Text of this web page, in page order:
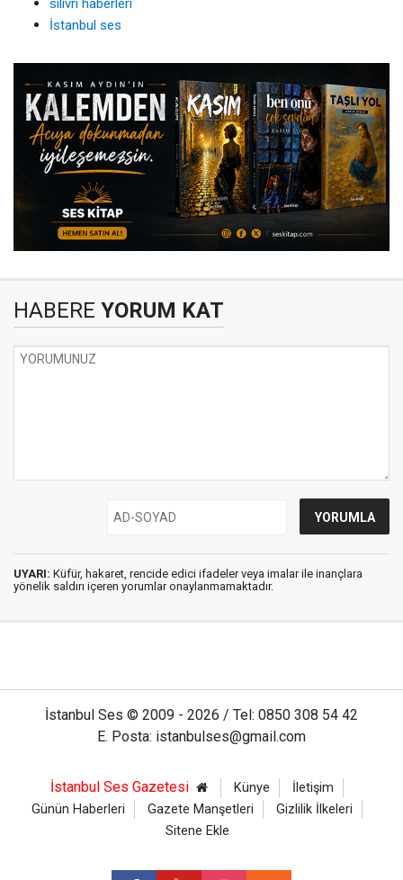
silivri haberleri
İstanbul ses
HABERE YORUM KAT
UYARI: Küfür, hakaret, rencide edici ifadeler veya imalar ile inançlara
yönelik saldırı içeren yorumlar onaylanmamaktadır.
İstanbul Ses © 2009 - 2026 / Tel: 0850 308 54 42
E. Posta: istanbulses@gmail.com
İstanbul Ses Gazetesi Künye
İletişim
Günün Haberleri
Gazete Manşetleri
Gizlilik İlkeleri
Sitene Ekle